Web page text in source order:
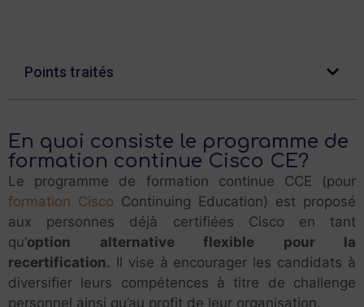
Points traités
En quoi consiste le programme de
formation continue Cisco CE?
Le programme de formation continue CCE (pour
formation Cisco Continuing Education) est proposé
aux personnes déjà certifiées Cisco en tant
qu’option alternative flexible pour la
recertification. Il vise à encourager les candidats à
diversifier leurs compétences à titre de challenge
personnel ainsi qu’au profit de leur organisation.